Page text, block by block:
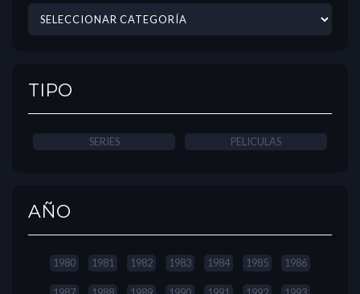
TIPO
SERIES PELICULAS
AÑO
1980 1981 1982 1983 1984 1985 1986